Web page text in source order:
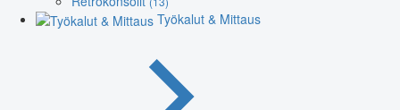
Työkalut & Mittaus